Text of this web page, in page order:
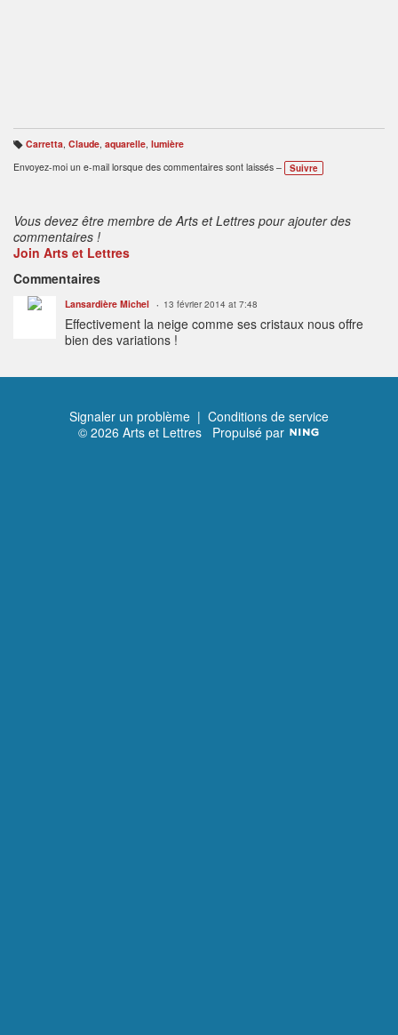
B
ali
s
Carretta, Claude, aquarelle, lumière
Envoyez-moi un e-mail lorsque des commentaires sont laissés –
Suivre
Vous devez être membre de Arts et Lettres pour ajouter des
commentaires !
Join Arts et Lettres
Commentaires
Lansardière Michel 13 février 2014 at 7:48
Effectivement la neige comme ses cristaux nous offre
bien des variations !
Signaler un problème | Conditions de service
© 2026 Arts et Lettres Propulsé par